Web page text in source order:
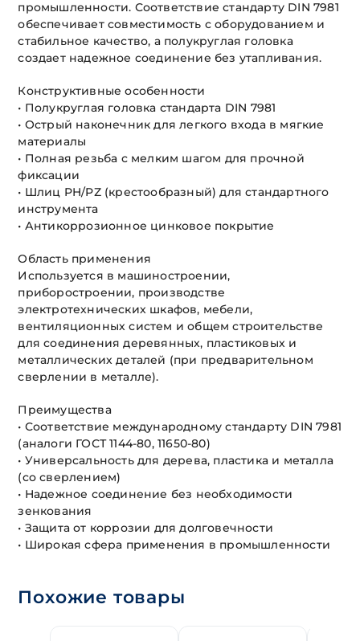
промышленности. Соответствие стандарту DIN 7981
обеспечивает совместимость с оборудованием и
стабильное качество, а полукруглая головка
создает надежное соединение без утапливания.
Конструктивные особенности
• Полукруглая головка стандарта DIN 7981
• Острый наконечник для легкого входа в мягкие
материалы
• Полная резьба с мелким шагом для прочной
фиксации
• Шлиц PH/PZ (крестообразный) для стандартного
инструмента
• Антикоррозионное цинковое покрытие
Область применения
Используется в машиностроении,
приборостроении, производстве
электротехнических шкафов, мебели,
вентиляционных систем и общем строительстве
для соединения деревянных, пластиковых и
металлических деталей (при предварительном
сверлении в металле).
Преимущества
• Соответствие международному стандарту DIN 7981
(аналоги ГОСТ 1144-80, 11650-80)
• Универсальность для дерева, пластика и металла
(со сверлением)
• Надежное соединение без необходимости
зенкования
• Защита от коррозии для долговечности
• Широкая сфера применения в промышленности
Похожие товары